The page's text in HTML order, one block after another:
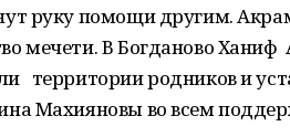
руку помощи другим.
мечети. В Богданово Ханиф
территории родников и
Махияновы во всем